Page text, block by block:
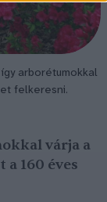
arborétumokkal
felkeresni.
várja a
a 160 éves